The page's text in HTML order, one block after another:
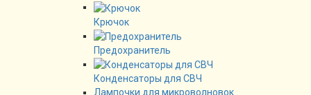
Крючок
Предохранитель
Конденсаторы для СВЧ
Лампочки для микроволновок